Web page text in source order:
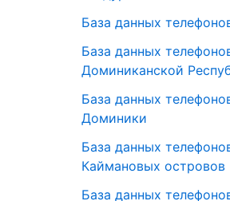
База данных
База данных
Доминиканской
База данных
Доминики
База данных
Каймановых островов
База данных